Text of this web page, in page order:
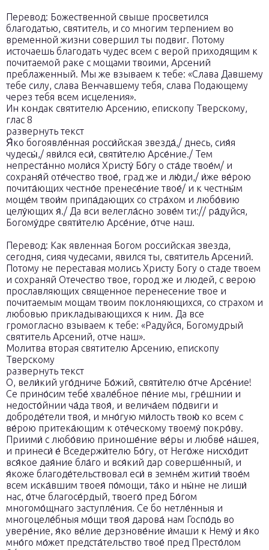
Перевод: Божественной свыше просветился
благодатью, святитель, и со многим терпением во
временной жизни совершил ты подвиг. Потому
источаешь благодать чудес всем с верой приходящим к
почитаемой раке с мощами твоими, Арсений
преблаженный. Мы же взываем к тебе: «Слава Давшему
тебе силу, слава Венчавшему тебя, слава Подающему
через тебя всем исцеления».
Ин кондак святителю Арсению, епископу Тверскому,
глас 8
развернуть текст
Я́ко богоявле́нная росси́йская звезда́,/ днесь, сия́я
чудесы́,/ яви́лся еси́, святи́телю Арсе́ние./ Тем
непреста́нно моли́ся Христу́ Бо́гу о ста́де твое́м/ и
сохраня́й оте́чество твое́, град же и лю́ди,/ и́же ве́рою
почита́ющих честно́е пренесе́ние твое́/ и к честны́м
моще́м твои́м припа́дающих со стра́хом и любо́вию
целу́ющих я́./ Да вси велегла́сно зове́м ти:// ра́дуйся,
Богому́дре святи́телю Арсе́ние, о́тче наш.
Перевод: Как явленная Богом российская звезда,
сегодня, сияя чудесами, явился ты, святитель Арсений.
Потому не переставая молись Христу Богу о стаде твоем
и сохраняй Отечество твое, город же и людей, с верою
прославляющих священное перенесение твое и
почитаемым мощам твоим поклоняющихся, со страхом и
любовью прикладывающихся к ним. Да все
громогласно взываем к тебе: «Радуйся, Богомудрый
святитель Арсений, отче наш».
Молитва вторая святителю Арсению, епископу
Тверскому
развернуть текст
О, вели́кий уго́дниче Бо́жий, святи́телю о́тче Арсе́ние!
Се прино́сим тебе́ хвале́бное пе́ние мы, гре́шнии и
недосто́йнии ча́да твоя́, и велича́ем по́двиги и
доброде́тели твоя́, и мно́гую ми́лость твою́ ко всем с
ве́рою притека́ющим к оте́ческому твоему́ покро́ву.
Приими́ с любо́вию приноше́ние ве́ры и любве́ на́шея,
и принеси́ е́ Вседержи́телю Бо́гу, от Него́же нисхо́дит
вся́кое дая́ние бла́го и вся́кий дар соверше́нный, и
я́коже благоде́тельствовал еси́ в земне́м житии́ твое́м
всем иска́вшим твоея́ по́мощи, та́ко и ны́не не лиши́
нас, о́тче благосе́рдый, твоего́ пред Бо́гом
многомо́щнаго заступле́ния. Се бо нетле́нныя и
многоцеле́бныя мо́щи твоя́ дарова́ нам Госпо́дь во
увере́ние, я́ко ве́лие дерзнове́ние и́маши к Нему́ и я́ко
мно́го мо́жет предста́тельство твое́ пред Престо́лом